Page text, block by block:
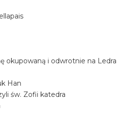
okupowaną i odwrotnie na Ledra
Han
św. Zofii katedra